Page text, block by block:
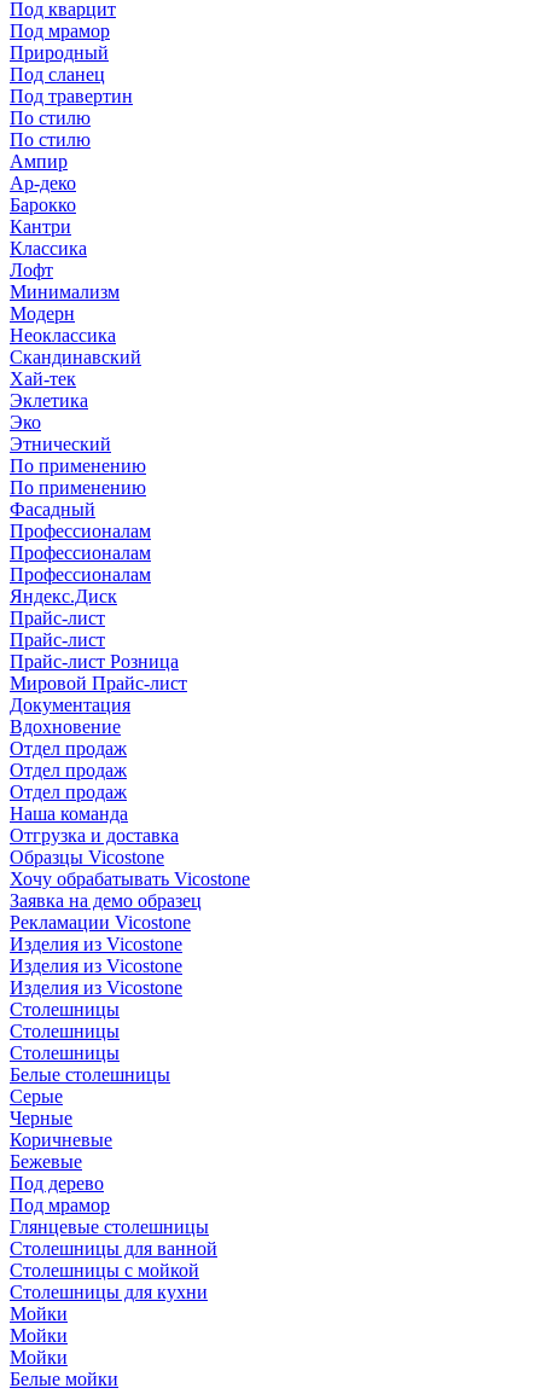
Под кварцит
Под мрамор
Природный
Под сланец
Под травертин
По стилю
По стилю
Ампир
Ар-деко
Барокко
Кантри
Классика
Лофт
Минимализм
Модерн
Неоклассика
Скандинавский
Хай-тек
Эклетика
Эко
Этнический
По применению
По применению
Фасадный
Профессионалам
Профессионалам
Профессионалам
Яндекс.Диск
Прайс-лист
Прайс-лист
Прайс-лист Розница
Мировой Прайс-лист
Документация
Вдохновение
Отдел продаж
Отдел продаж
Отдел продаж
Наша команда
Отгрузка и доставка
Образцы Vicostone
Хочу обрабатывать Vicostone
Заявка на демо образец
Рекламации Vicostone
Изделия из Vicostone
Изделия из Vicostone
Изделия из Vicostone
Столешницы
Столешницы
Столешницы
Белые столешницы
Серые
Черные
Коричневые
Бежевые
Под дерево
Под мрамор
Глянцевые столешницы
Столешницы для ванной
Столешницы с мойкой
Столешницы для кухни
Мойки
Мойки
Мойки
Белые мойки